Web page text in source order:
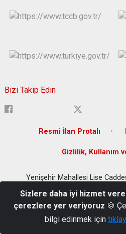
Bizi Takip Edin
Resmi İlan Protalı
Gizlilik, Kullanım
Yenişehir Mahallesi Lise
(0 412) 280
Sizlere daha iyi hizmet
çerezlere yer veriyoruz 🍪
bilgi edinmek için